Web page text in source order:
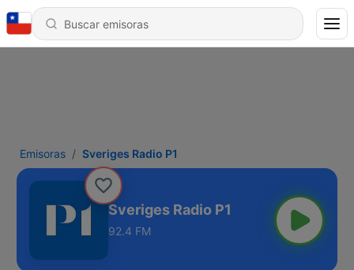
Emisoras Sveriges Radio P1
Sveriges Radio P1
92.4 FM